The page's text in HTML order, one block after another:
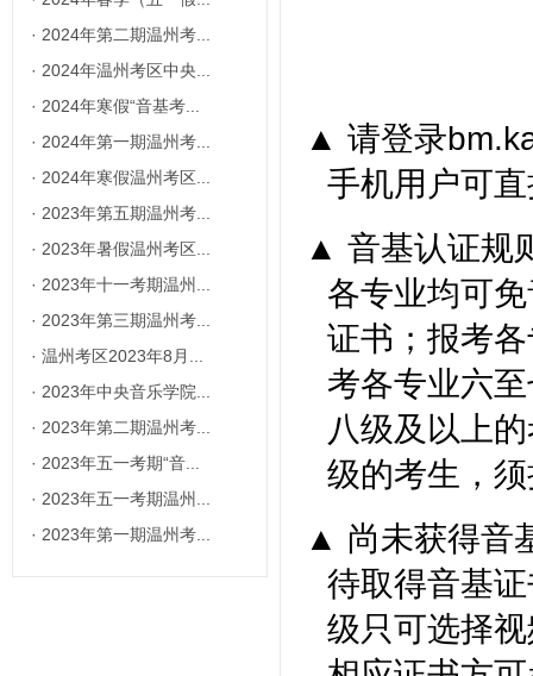
· 2024年第二期温州考...
· 2024年温州考区中央...
· 2024年寒假“音基考...
· 2024年第一期温州考...
· 2024年寒假温州考区...
· 2023年第五期温州考...
· 2023年暑假温州考区...
· 2023年十一考期温州...
· 2023年第三期温州考...
· 温州考区2023年8月...
· 2023年中央音乐学院...
· 2023年第二期温州考...
· 2023年五一考期“音...
· 2023年五一考期温州...
· 2023年第一期温州考...
▲ 请登录
手机用户可
▲ 音基认证规
各专业均可
证书；报考
考各专业六
八级及以上
级的考生，
▲ 尚未获得音
待取得音基
级只可选择